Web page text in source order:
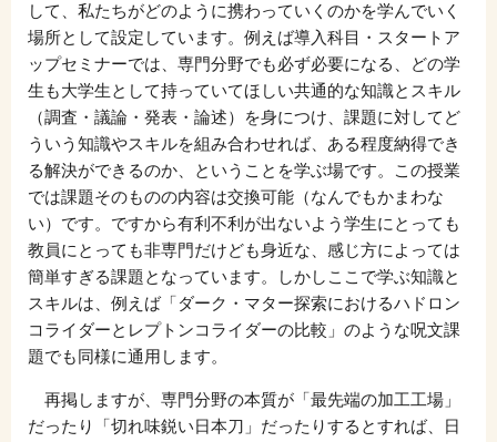
して、私たちがどのように携わっていくのかを学んでいく
場所として設定しています。例えば導入科目・スタートア
ップセミナーでは、専門分野でも必ず必要になる、どの学
生も大学生として持っていてほしい共通的な知識とスキル
（調査・議論・発表・論述）を身につけ、課題に対してど
ういう知識やスキルを組み合わせれば、ある程度納得でき
る解決ができるのか、ということを学ぶ場です。この授業
では課題そのものの内容は交換可能（なんでもかまわな
い）です。ですから有利不利が出ないよう学生にとっても
教員にとっても非専門だけども身近な、感じ方によっては
簡単すぎる課題となっています。しかしここで学ぶ知識と
スキルは、例えば「ダーク・マター探索におけるハドロン
コライダーとレプトンコライダーの比較」のような呪文課
題でも同様に通用します。
再掲しますが、専門分野の本質が「最先端の加工工場」
だったり「切れ味鋭い日本刀」だったりするとすれば、日